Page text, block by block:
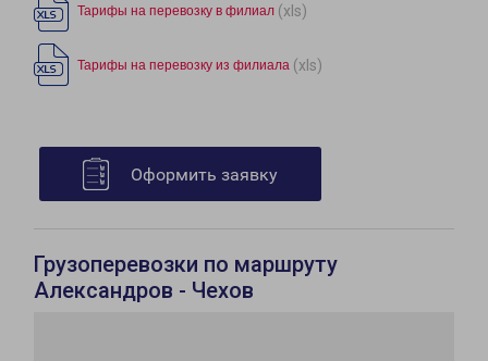
Тарифы на перевозку в филиал (xls)
Тарифы на перевозку из филиала (xls)
Оформить заявку
Грузоперевозки по маршруту
Александров - Чехов